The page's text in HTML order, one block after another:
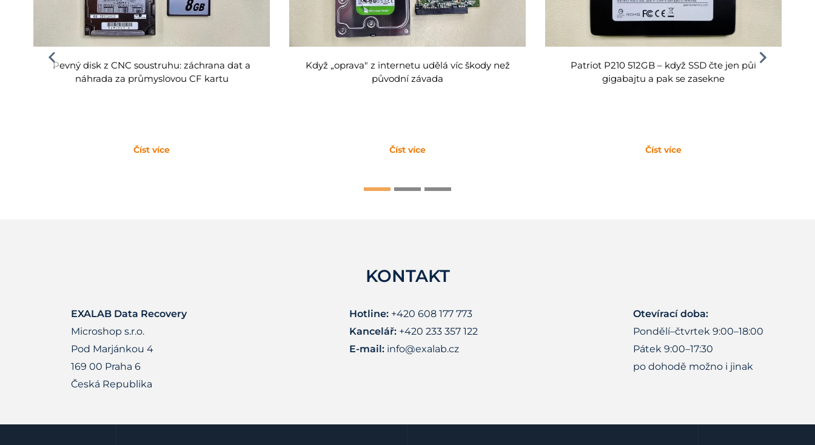
Pevný disk z CNC soustruhu: záchrana dat a
náhrada za průmyslovou CF kartu
Číst více
Když „oprava" z internetu udělá víc škody než
původní závada
Číst více
Patriot P210 512GB – když SSD čte jen půl
gigabajtu a pak se zasekne
Číst více
KONTAKT
EXALAB Data Recovery
Microshop s.r.o.
Pod Marjánkou 4
169 00 Praha 6
Česká Republika
Otevírací doba:
Pondělí–čtvrtek 9:00–18:00
Pátek 9:00–17:30
po dohodě možno i jinak
Hotline: +420 608 177 773
Kancelář: +420 233 357 122
E-mail: info@exalab.cz